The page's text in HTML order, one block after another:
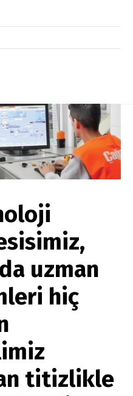
uzman
hiç
titizlikle